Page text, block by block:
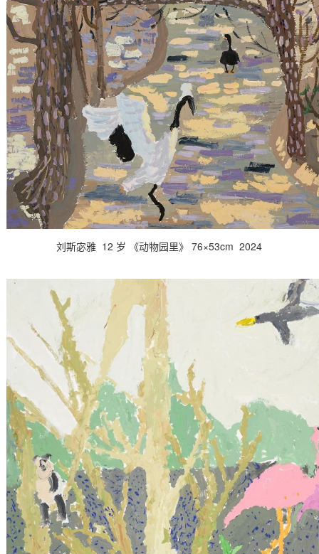
刘斯宓雅 12 岁 《动物园里》 76×53cm 2024